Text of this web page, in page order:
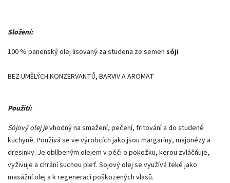
Složení:
100 % panenský olej lisovaný za studena ze semen sóji
BEZ UMĚLÝCH KONZERVANTŮ, BARVIV A AROMAT
Použití:
Sójový olej jevhodný na smažení, pečení, fritování a do studené
kuchyně. Používá se ve výrobcích jako jsou margaríny, majonézy a
dresinky. Je oblíbeným olejem v péči o pokožku, kerou zvláčňuje,
vyživuje a chrání suchou pleť. Sojový olej se využívá teké jako
masážní olej a k regeneraci poškozených vlasů.